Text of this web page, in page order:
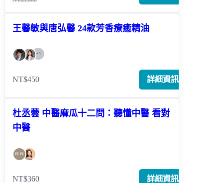
王馨敏與唐弘馨 24款芳香療癒精油
+1
NT$450 詳細資訊
杜丞蕓 中醫麻瓜十二問：聽懂中醫 看對
中醫
NT$360 詳細資訊